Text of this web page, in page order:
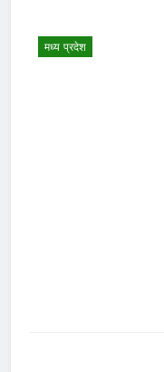
मध्य प्रदेश